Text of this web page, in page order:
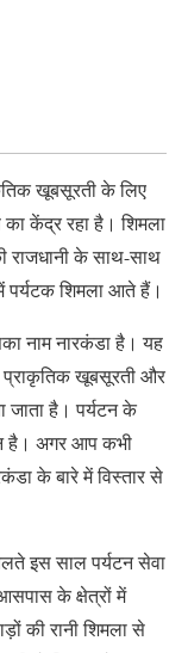
खूबसूरती के लिए
का केंद्र रहा है। शिमला
राजधानी के साथ-साथ
पर्यटक शिमला आते हैं।
नाम नारकंडा है। यह
प्राकृतिक खूबसूरती और
है। पर्यटन के
है। अगर आप कभी
के बारे में विस्तार से
इस साल पर्यटन सेवा
के क्षेत्रों में
की रानी शिमला से